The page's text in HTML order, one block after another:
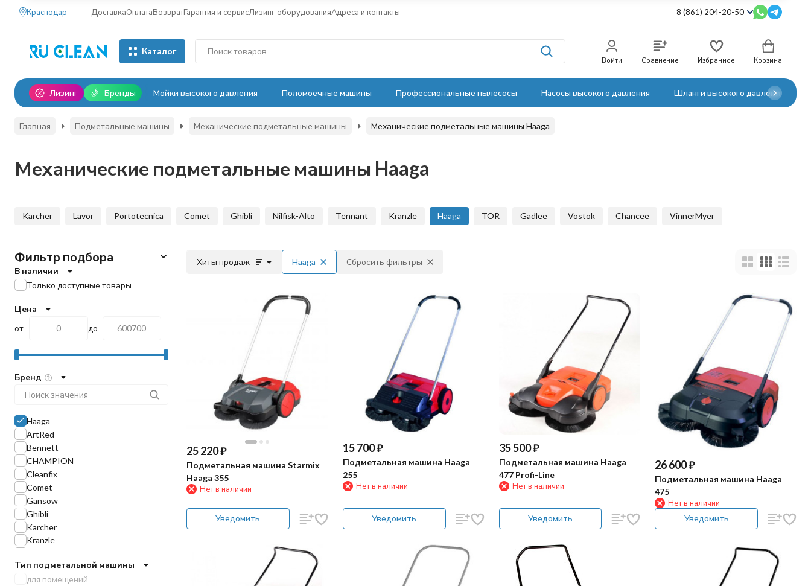
Краснодар ДоставкаОплатаВозвратГарантия и сервисЛизинг оборудованияАдреса и контакты 8 (861) 204-20-50
Каталог
Войти Сравнение Избранное Корзина
Лизинг Бренды Мойки высокого давления Поломоечные машины Профессиональные пылесосы Насосы высокого давления Шланги высокого давления
Главная Подметальные машины Механические подметальные машины Механические подметальные машины Haaga
Механические подметальные машины Haaga
Karcher Lavor Portotecnica Comet Ghibli Nilfisk-Alto Tennant Kranzle Haaga TOR Gadlee Vostok Chancee VinnerMyer
Хиты продаж Haaga Сбросить фильтры
25 220₽
Подметальная машина Starmix
Haaga 355
Нет в наличии
Уведомить
15 700₽
Подметальная машина Haaga
255
Нет в наличии
Уведомить
35 500₽
Подметальная машина Haaga
477 Profi-Line
Нет в наличии
Уведомить
26 600₽
Подметальная машина Haaga
475
Нет в наличии
Уведомить
Фильтр подбора
В наличии
Только доступные товары
Цена
от
до
Бренд
ArtRed
Bennett
CHAMPION
Cleanfix
Comet
Gansow
Ghibli
Haaga
Karcher
Kranzle
Nilfisk
Nilfisk-Alto
Тип подметальной машины
для помещений